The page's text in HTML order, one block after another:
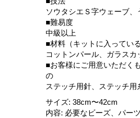
ソウタシエＳ字ウェーブ、
■難易度
中級以上
■材料（キットに入っている
コットンパール、ガラス
■お客様にご用意いただくも
ステッチ用針、ステッチ
サイズ: 38cm〜42cm
内容: 必要なビーズ、パーツ